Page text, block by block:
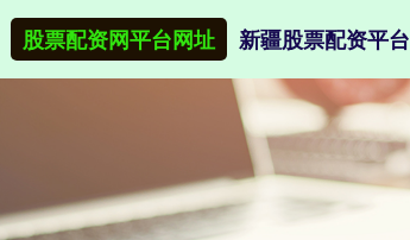
股票配资网平台网址 新疆股票配资平台